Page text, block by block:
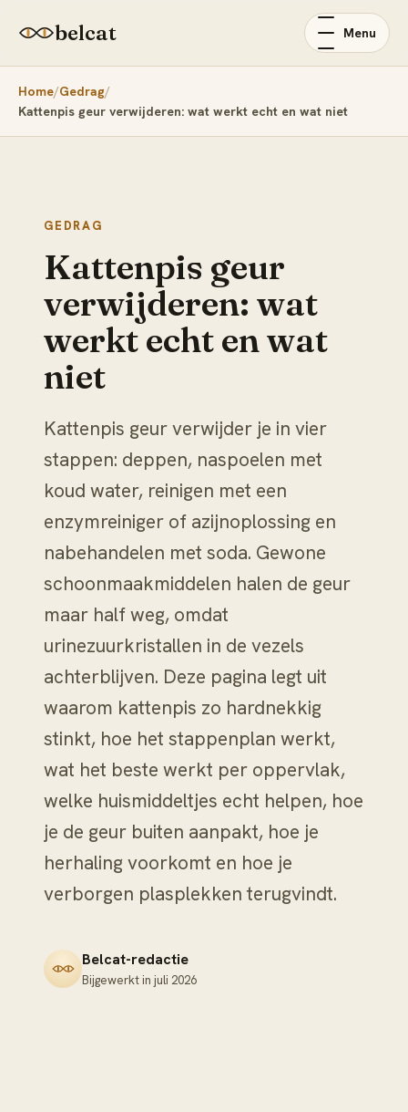
belcat Menu
Home Gedrag
Kattenpis geur verwijderen: wat werkt echt en wat niet
GEDRAG
Kattenpis geur
verwijderen: wat
werkt echt en wat
niet
Kattenpis geur verwijder je in vier
stappen: deppen, naspoelen met
koud water, reinigen met een
enzymreiniger of azijnoplossing en
nabehandelen met soda. Gewone
schoonmaakmiddelen halen de geur
maar half weg, omdat
urinezuurkristallen in de vezels
achterblijven. Deze pagina legt uit
waarom kattenpis zo hardnekkig
stinkt, hoe het stappenplan werkt,
wat het beste werkt per oppervlak,
welke huismiddeltjes echt helpen, hoe
je de geur buiten aanpakt, hoe je
herhaling voorkomt en hoe je
verborgen plasplekken terugvindt.
Belcat-redactie
Bijgewerkt in juli 2026